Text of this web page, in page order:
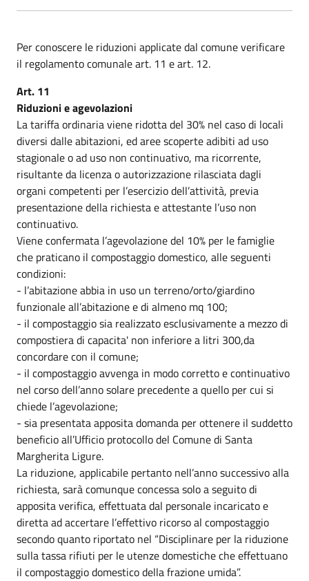
Per conoscere le riduzioni applicate dal comune verificare
il regolamento comunale art. 11 e art. 12.
Art. 11
Riduzioni e agevolazioni
La tariffa ordinaria viene ridotta del 30% nel caso di locali
diversi dalle abitazioni, ed aree scoperte adibiti ad uso
stagionale o ad uso non continuativo, ma ricorrente,
risultante da licenza o autorizzazione rilasciata dagli
organi competenti per l’esercizio dell’attività, previa
presentazione della richiesta e attestante l’uso non
continuativo.
Viene confermata l’agevolazione del 10% per le famiglie
che praticano il compostaggio domestico, alle seguenti
condizioni:
- l’abitazione abbia in uso un terreno/orto/giardino
funzionale all’abitazione e di almeno mq 100;
- il compostaggio sia realizzato esclusivamente a mezzo di
compostiera di capacita' non inferiore a litri 300,da
concordare con il comune;
- il compostaggio avvenga in modo corretto e continuativo
nel corso dell’anno solare precedente a quello per cui si
chiede l’agevolazione;
- sia presentata apposita domanda per ottenere il suddetto
beneficio all’Ufficio protocollo del Comune di Santa
Margherita Ligure.
La riduzione, applicabile pertanto nell’anno successivo alla
richiesta, sarà comunque concessa solo a seguito di
apposita verifica, effettuata dal personale incaricato e
diretta ad accertare l’effettivo ricorso al compostaggio
secondo quanto riportato nel “Disciplinare per la riduzione
sulla tassa rifiuti per le utenze domestiche che effettuano
il compostaggio domestico della frazione umida”.